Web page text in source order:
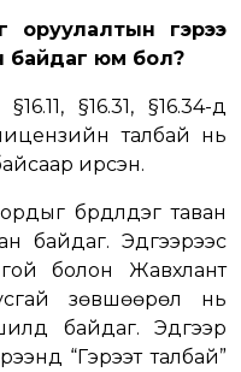
оруулалтын гэрээ
байдаг юм бол?
§16.31, §16.34-д
талбай нь
ирсэн.
бүрдүүлдэг таван
байдаг. Эдгээрээс
болон Жавхлант
зөвшөөрөл нь
байдаг. Эдгээр
“Гэрээт талбай”